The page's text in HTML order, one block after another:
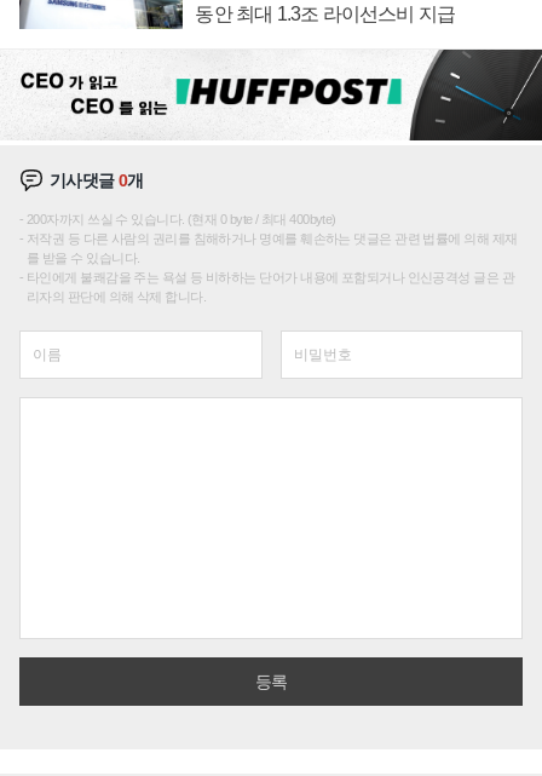
동안 최대 1.3조 라이선스비 지급
기사댓글0개
200자까지 쓰실 수 있습니다. (현재 0 byte / 최대 400byte)
저작권 등 다른 사람의 권리를 침해하거나 명예를 훼손하는 댓글은 관련 법률에 의해 제재
를 받을 수 있습니다.
타인에게 불쾌감을 주는 욕설 등 비하하는 단어가 내용에 포함되거나 인신공격성 글은 관
리자의 판단에 의해 삭제 합니다.